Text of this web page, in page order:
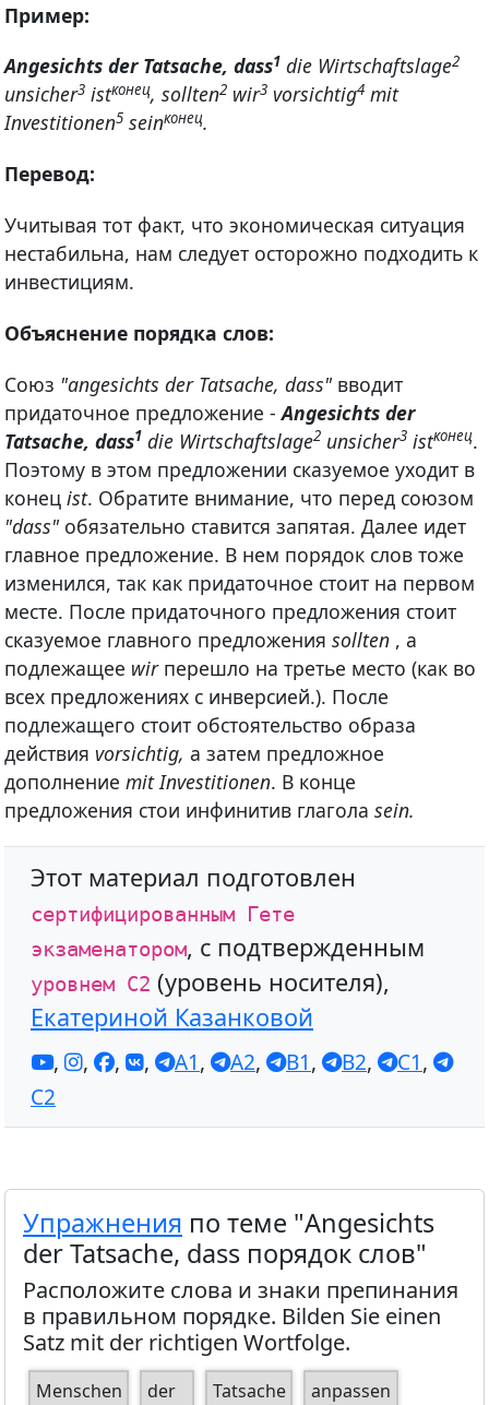
Пример:
Angesichts der Tatsache, dass1 die Wirtschaftslage2
unsicher3 istконец, sollten2 wir3 vorsichtig4 mit
Investitionen5 seinконец.
Перевод:
Учитывая тот факт, что экономическая ситуация
нестабильна, нам следует осторожно подходить к
инвестициям.
Объяснение порядка слов:
Союз "angesichts der Tatsache, dass" вводит
придаточное предложение -Angesichts der
Tatsache, dass1 die Wirtschaftslage2 unsicher3 istконец.
Поэтому в этом предложении сказуемое уходит в
конец ist. Обратите внимание, что перед союзом
"dass"обязательно ставится запятая. Далее идет
главное предложение. В нем порядок слов тоже
изменился, так как придаточное стоит на первом
месте. После придаточного предложения стоит
сказуемое главного предложения sollten , а
подлежащее wir перешло на третье место (как во
всех предложениях с инверсией.). После
подлежащего стоит обстоятельство образа
действия vorsichtig, а затем предложное
дополнение mit Investitionen. В конце
предложения стои инфинитив глагола sein.
Этот материал подготовлен
сертифицированным Гете
экзаменатором, с подтвержденным
уровнем С2 (уровень носителя),
Екатериной Казанковой
, , , , A1, A2, B1, B2, C1,
C2
Упражнения по теме "Angesichts
der Tatsache, dass порядок слов"
Расположите слова и знаки препинания
в правильном порядке. Bilden Sie einen
Satz mit der richtigen Wortfolge.
Menschen der Tatsache anpassen